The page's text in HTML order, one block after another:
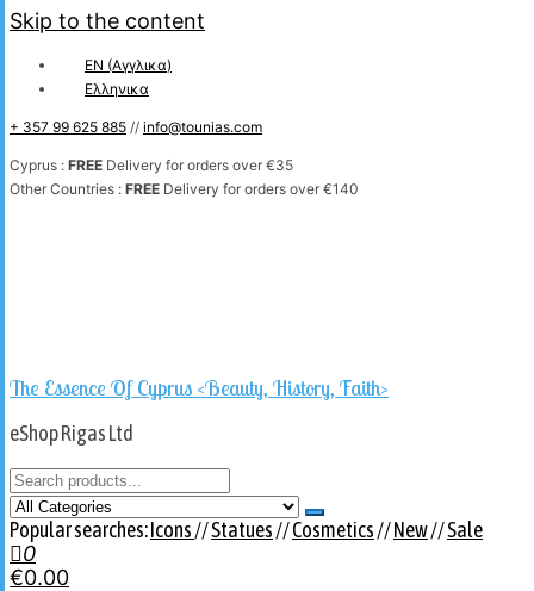
Skip to the content
EN (Αγγλικα)
Ελληνικα
+ 357 99 625 885 // info@tounias.com
Cyprus : FREE Delivery for orders over €35
Other Countries : FREE Delivery for orders over €140
The Essence Of Cyprus <Beauty, History, Faith>
eShop Rigas Ltd
Popular searches:Icons//Statues//Cosmetics//New//Sale
0
€0.00